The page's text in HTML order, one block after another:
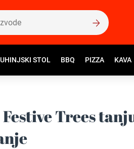
STOL BBQ PIZZA KAVA
Festive Trees